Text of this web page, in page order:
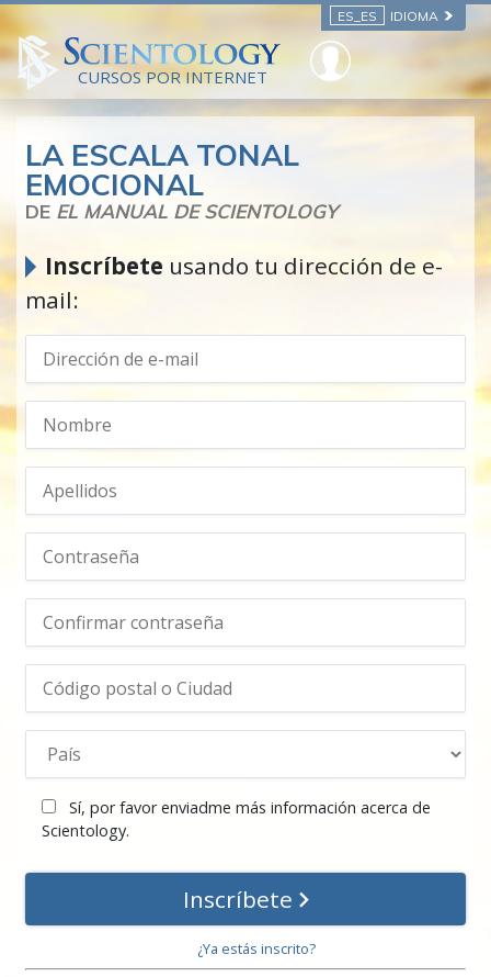
ES_ES IDIOMA
CURSOS POR INTERNET
LA ESCALA TONAL
EMOCIONAL
DE EL MANUAL DE SCIENTOLOGY
Inscríbete usando tu dirección de e-
mail:
Sí, por favor enviadme más información acerca de
Scientology.
Inscríbete
¿Ya estás inscrito?